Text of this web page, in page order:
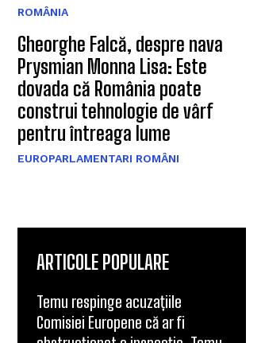
ROMÂNIA
Gheorghe Falcă, despre nava
Prysmian Monna Lisa: Este
dovada că România poate
construi tehnologie de vârf
pentru întreaga lume
EUROPARLAMENTARI ROMÂNI
ARTICOLE POPULARE
Temu respinge acuzațiile
Comisiei Europene că ar fi